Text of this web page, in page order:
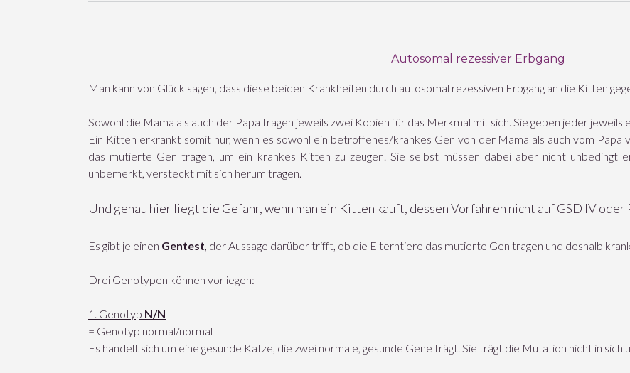
Autosomal rezessiver Erbgang
Man kann von Glück sagen, dass diese beiden Krankheiten durch autosomal rezessiven Erbgang an die Kitten
Sowohl die Mama als auch der Papa tragen jeweils zwei Kopien für das Merkmal mit sich. Sie geben jeder
Ein Kitten erkrankt somit nur, wenn es sowohl ein betroffenes/krankes Gen von der Mama als auch vom
das mutierte Gen tragen, um ein krankes Kitten zu zeugen. Sie selbst müssen dabei aber nicht unbedingt
unbemerkt, versteckt mit sich herum tragen.
Und genau hier liegt die Gefahr, wenn man ein Kitten kauft, dessen Vorfahren nicht auf GSD IV
Es gibt je einen Gentest , der Aussage darüber trifft, ob die Elterntiere das mutierte Gen tragen und deshalb
Drei Genotypen können vorliegen:
1. Genotyp N/N
= Genotyp normal/normal
Es handelt sich um eine gesunde Katze, die zwei normale, gesunde Gene trägt. Sie trägt die Mutation nicht in